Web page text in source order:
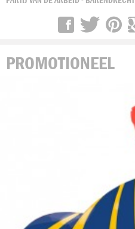
PROMOTIONEEL